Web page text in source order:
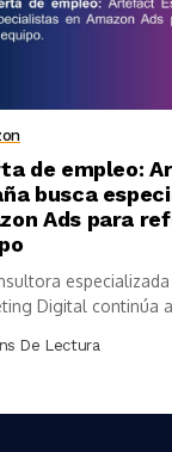
de empleo:
busca
Ads para
especializada
Digital continúa
De Lectura